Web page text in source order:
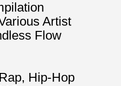
Artist
Flow
Rap, Hip-Hop